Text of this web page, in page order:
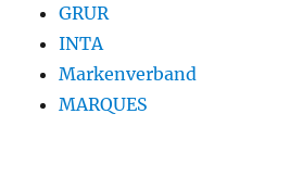
GRUR
INTA
Markenverband
MARQUES